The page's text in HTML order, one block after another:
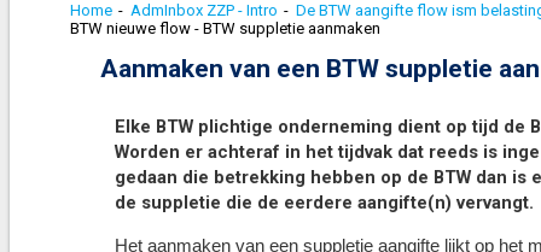
Home - AdmInbox ZZP - Intro - De BTW aangifte flow ism
BTW nieuwe flow - BTW suppletie aanmaken
Aanmaken van een BTW suppletie
Elke BTW plichtige onderneming dient op tijd de
Worden er achteraf in het tijdvak dat reeds is
gedaan die betrekking hebben op de BTW dan is
de suppletie die de eerdere aangifte(n) vervangt.
Het aanmaken van een suppletie aangifte lijkt op het